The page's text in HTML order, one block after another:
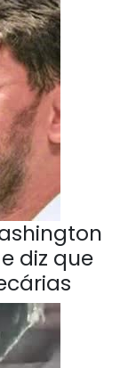
diz que